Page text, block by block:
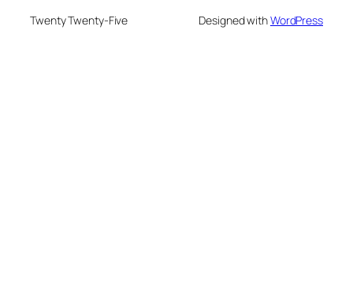
Twenty Twenty-Five Designed withWordPress